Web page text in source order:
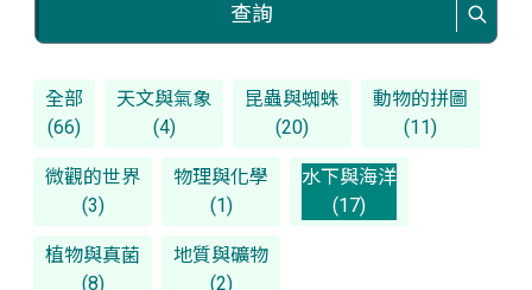
查詢
全部
(66)
天文與氣象
(4)
昆蟲與蜘蛛
(20)
動物的拼圖
(11)
微觀的世界
(3)
物理與化學
(1)
水下與海洋
(17)
植物與真菌
(8)
地質與礦物
(2)